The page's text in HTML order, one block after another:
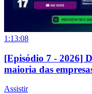
1:13:08
[Episódio 7 - 2026]
maioria das
Assistir